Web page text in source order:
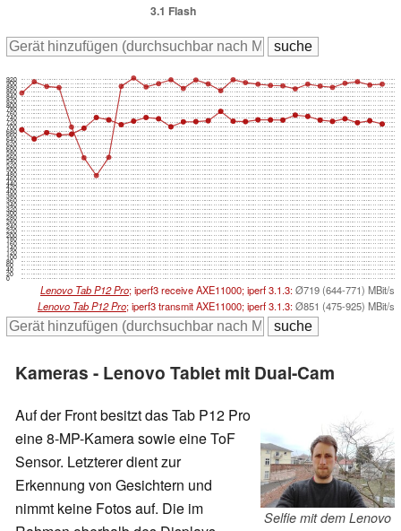
3.1 Flash
0
20
40
60
80
100
120
140
160
180
200
220
240
260
280
300
320
340
360
380
400
420
440
460
480
500
520
540
560
580
600
620
640
660
680
700
720
740
760
780
800
820
840
860
880
900
920
Lenovo Tab P12 Pro; iperf3 receive AXE11000; iperf 3.1.3:Ø719 (644-771) MBit/s
Lenovo Tab P12 Pro; iperf3 transmit AXE11000; iperf 3.1.3:Ø851 (475-925) MBit/s
Kameras - Lenovo Tablet mit Dual-Cam
Selfie mit dem Lenovo
Auf der Front besitzt das Tab P12 Pro
eine 8-MP-Kamera sowie eine ToF
Sensor. Letzterer dient zur
Erkennung von Gesichtern und
nimmt keine Fotos auf. Die im